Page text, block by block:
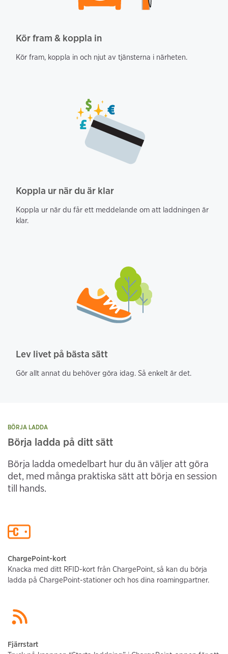
Kör fram & koppla in
Kör fram, koppla in och njut av tjänsterna i närheten.
Koppla ur när du är klar
Koppla ur när du får ett meddelande om att laddningen är
klar.
Lev livet på bästa sätt
Gör allt annat du behöver göra idag. Så enkelt är det.
BÖRJA LADDA
Börja ladda på ditt sätt
Börja ladda omedelbart hur du än väljer att göra
det, med många praktiska sätt att börja en session
till hands.
ChargePoint-kort
Knacka med ditt RFID-kort från ChargePoint, så kan du börja
ladda på ChargePoint-stationer och hos dina roamingpartner.
Fjärrstart